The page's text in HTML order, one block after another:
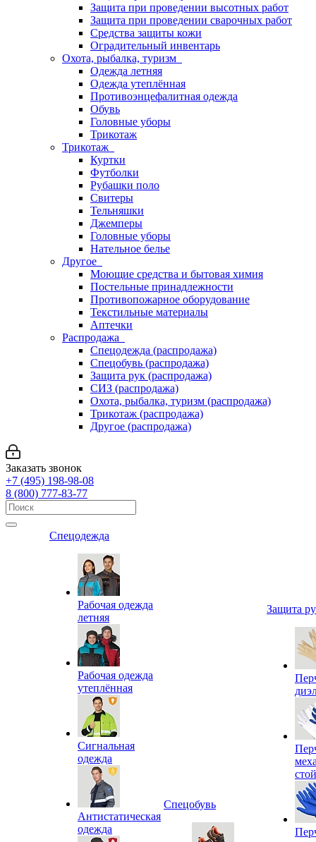
Защита при проведении высотных работ
Защита при проведении сварочных работ
Средства защиты кожи
Оградительный инвентарь
Охота, рыбалка, туризм
Одежда летняя
Одежда утеплённая
Противоэнцефалитная одежда
Обувь
Головные уборы
Трикотаж
Трикотаж
Куртки
Футболки
Рубашки поло
Свитеры
Тельняшки
Джемперы
Головные уборы
Нательное белье
Другое
Моющие средства и бытовая химия
Постельные принадлежности
Противопожарное оборудование
Текстильные материалы
Аптечки
Распродажа
Спецодежда (распродажа)
Спецобувь (распродажа)
Защита рук (распродажа)
СИЗ (распродажа)
Охота, рыбалка, туризм (распродажа)
Трикотаж (распродажа)
Другое (распродажа)
Заказать звонок
+7 (495) 198-98-08
8 (800) 777-83-77
Спецодежда
Рабочая одежда
летняя
Рабочая одежда
утеплённая
Сигнальная
одежда
Антистатическая
одежда
Спецобувь
Защита